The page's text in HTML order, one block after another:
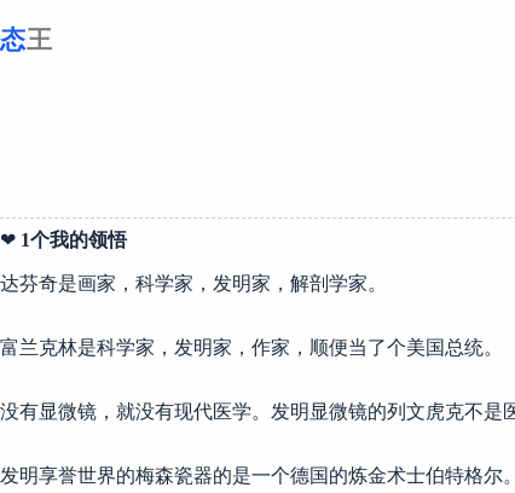
至
❤ 1个我的领悟
达芬奇是画家，科学家，发明家，解剖学家。
富兰克林是科学家，发明家，作家，顺便当了个美国总统。
没有显微镜，就没有现代医学。发明显微镜的列文虎克不是
发明享誉世界的梅森瓷器的是一个德国的炼金术士伯特格尔。